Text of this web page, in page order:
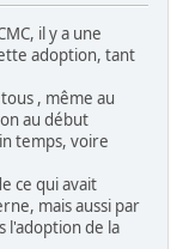
il y a une
adoption, tant
, même au
au début
temps, voire
ce qui avait
mais aussi par
l'adoption de la